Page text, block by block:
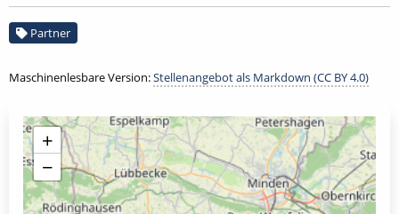
Partner
Maschinenlesbare Version:Stellenangebot als Markdown (CC BY 4.0)
+
−